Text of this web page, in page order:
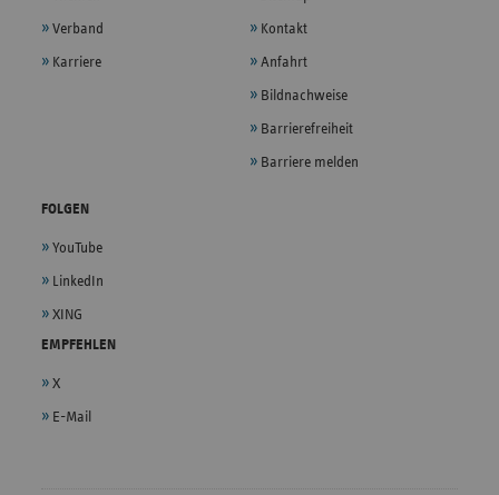
Verband
Karriere
Kontakt
Anfahrt
Bildnachweise
Barrierefreiheit
Barriere melden
FOLGEN
YouTube
LinkedIn
XING
EMPFEHLEN
X
E-Mail